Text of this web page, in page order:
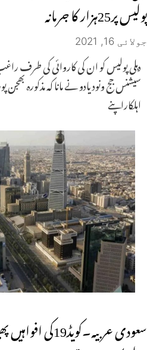
پولیس پر25ہزار کا جرمانہ
جولائی 16, 2021
دہلی پولیس کو ان کی کاروائی کی طرف
سیشنس جج ونود یادو نے مانا کہ مذکورہ بھجن
اہلکاراپنے
سعودی